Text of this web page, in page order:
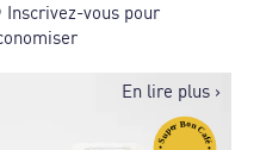
Inscrivez-vous pour
En lire plus ›